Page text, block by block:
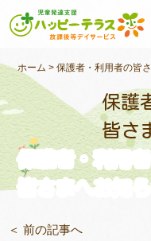
私たちについて
未就学のお子
小学生〜高校
支援事例
ホーム >保護者・利用者の皆
保護
皆さ
保護者・利用
皆さまへお知
＜ 前の記事へ